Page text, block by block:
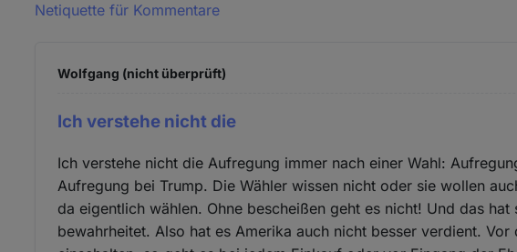
Netiquette für Kommentare
Wolfgang (nicht überprüft)
Ich verstehe nicht die
Ich verstehe nicht die Aufregung immer nach einer Wahl:
Aufregung bei Trump. Die Wähler wissen nicht oder sie wollen
da eigentlich wählen. Ohne bescheißen geht es nicht! Und das hat
bewahrheitet. Also hat es Amerika auch nicht besser verdient. Vor